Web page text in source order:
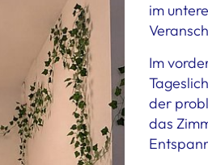
im
Im
der
das